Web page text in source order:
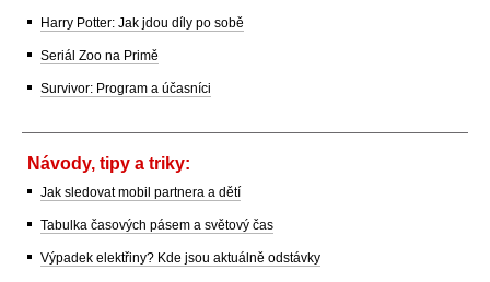
Harry Potter: Jak jdou díly po sobě
Seriál Zoo na Primě
Survivor: Program a účasníci
Návody, tipy a triky:
Jak sledovat mobil partnera a dětí
Tabulka časových pásem a světový čas
Výpadek elektřiny? Kde jsou aktuálně odstávky